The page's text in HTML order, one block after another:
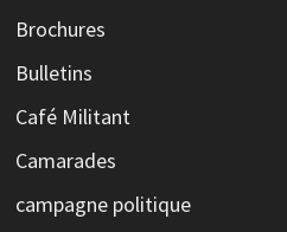
Brochures
Bulletins
Café Militant
Camarades
campagne politique